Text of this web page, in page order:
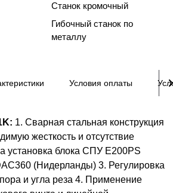
Станок кромочный
Гибочный станок по
металлу
Условия оплаты
1. Сварная стальная конструкция
жесткость и отсутствие
установка блока СПУ E200PS
(Нидерланды) 3. Регулировка
и угла реза 4. Применение